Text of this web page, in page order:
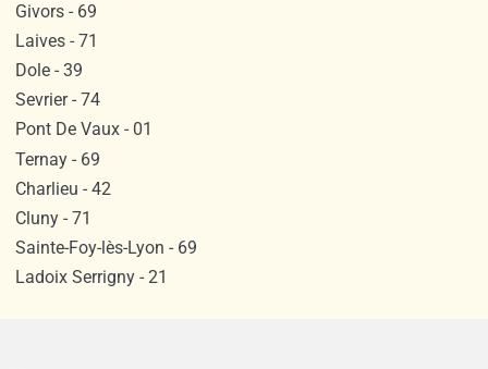
Givors - 69
Laives - 71
Dole - 39
Sevrier - 74
Pont De Vaux - 01
Ternay - 69
Charlieu - 42
Cluny - 71
Sainte-Foy-lès-Lyon - 69
Ladoix Serrigny - 21